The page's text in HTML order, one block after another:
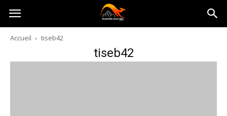
Australia-
australie.com
Accueil tiseb42
tiseb42